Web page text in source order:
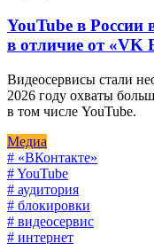
YouTube в России
в отличие от «VK
Видеосервисы стали
2026 году охваты
в том числе YouTube.
Медиа
# «ВКонтакте»
# YouTube
# аудитория
# блокировки
# видеосервис
# интернет